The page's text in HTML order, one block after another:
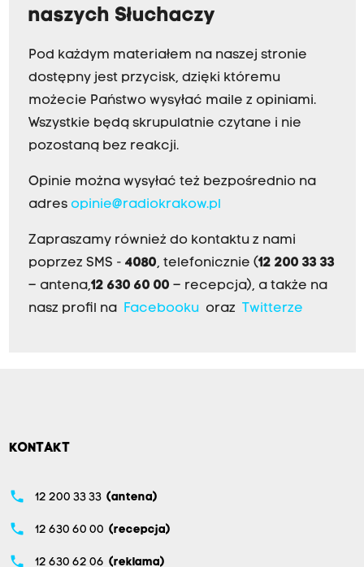
naszych Słuchaczy
Pod każdym materiałem na naszej stronie
dostępny jest przycisk, dzięki któremu
możecie Państwo wysyłać maile z opiniami.
Wszystkie będą skrupulatnie czytane i nie
pozostaną bez reakcji.
Opinie można wysyłać też bezpośrednio na
adres opinie@radiokrakow.pl
Zapraszamy również do kontaktu z nami
poprzez SMS - 4080, telefonicznie (12 200 33 33
– antena,12 630 60 00 – recepcja), a także na
nasz profil na Facebookuoraz Twitterze
KONTAKT
phone 12 200 33 33 (antena)
phone 12 630 60 00 (recepcja)
phone 12 630 62 06 (reklama)